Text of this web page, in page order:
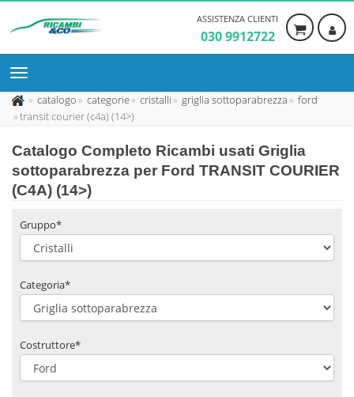
ASSISTENZA CLIENTI
030 9912722
catalogo categorie cristalli griglia sottoparabrezza
ford
transit courier (c4a) (14>)
Catalogo Completo Ricambi usati Griglia
sottoparabrezza per Ford TRANSIT COURIER
(C4A) (14>)
Gruppo*
Categoria*
Costruttore*